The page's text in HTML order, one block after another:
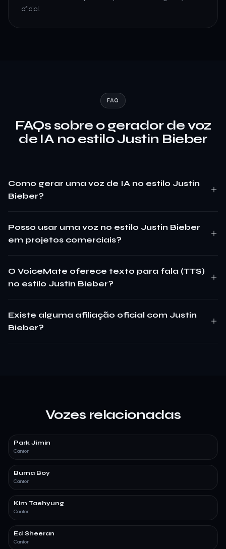
oficial.
FAQ
FAQs sobre o gerador de voz
de IA no estilo Justin Bieber
Como gerar uma voz de IA no estilo Justin
Bieber?
Posso usar uma voz no estilo Justin Bieber
em projetos comerciais?
O VoiceMate oferece texto para fala (TTS)
no estilo Justin Bieber?
Existe alguma afiliação oficial com Justin
Bieber?
Vozes relacionadas
Park Jimin
Cantor
Burna Boy
Cantor
Kim Taehyung
Cantor
Ed Sheeran
Cantor